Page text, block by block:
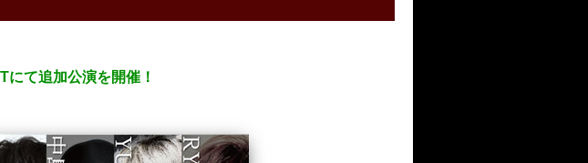
にて追加公演を開催！